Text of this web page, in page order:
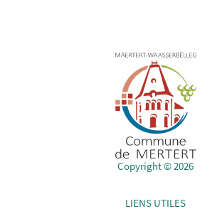
Copyright © 2026
LIENS UTILES